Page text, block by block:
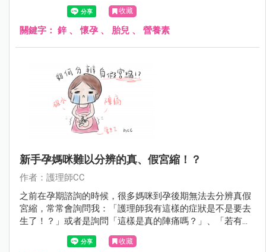
收藏
關鍵字： 鋅、懷孕 、 胎兒 、 營養素
新手孕媽咪難以分辨的真、假宮縮！？
作者：護理師CC
之前在孕期諮詢的時候，很多媽咪到孕後期無法去分辨真假
宮縮，常常會詢問我：「護理師我有這樣的症狀是不是要去
生了！？」或者是詢問「這樣是真的陣痛嗎？」、「若有悶
悶痛痛是要生了嗎？」、「有落紅沒有陣痛是不是該去醫院
待產呢？」等等一堆問題。這次CC統整真假宮縮圖，讓新手
收藏